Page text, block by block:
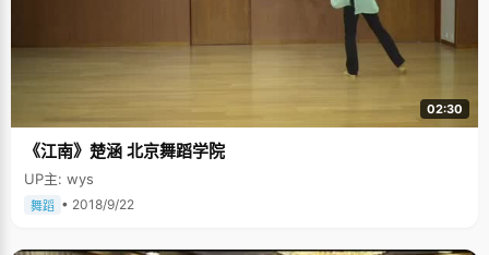
02:30
《江南》楚涵 北京舞蹈学院
UP主: wys
舞蹈 • 2018/9/22